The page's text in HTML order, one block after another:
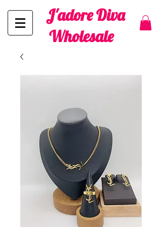
J'adore Diva
Wholesale